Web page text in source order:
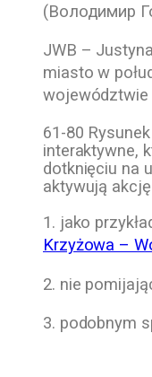
(Володимир
JWB –
miasto w
województwie
61-80
interaktywne,
dotknięciu na
aktywują
1. jako
Krzyżowa –
2. nie
3. podobnym